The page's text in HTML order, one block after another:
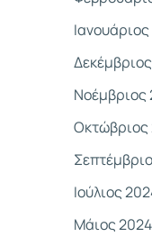
Νοέμβριος
Οκτώβριος
Ιούλιος
Μάιος 2024